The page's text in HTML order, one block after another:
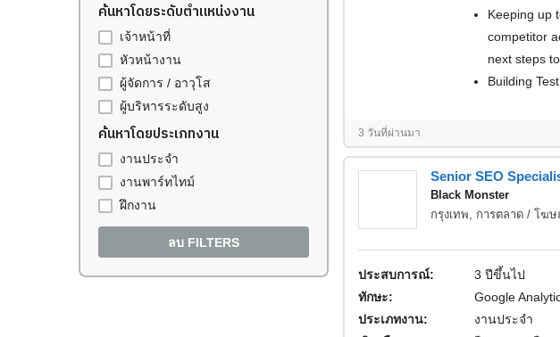
ค้นหาโดยระดับตำแหน่งงาน
เจ้าหน้าที่
หัวหน้างาน
ผู้จัดการ / อาวุโส
ผู้บริหารระดับสูง
ค้นหาโดยประเภทงาน
งานประจำ
งานพาร์ทไทม์
ฝึกงาน
ลบ FILTERS
Keeping up
competitor
next steps
Building
3 วันที่ผ่านมา
Senior SEO
Black Monster
กรุงเทพ, การตลาด / โฆ
ประสบการณ์:
3 ปีขึ้นไป
ทักษะ:
Google
ประเภทงาน:
งานประจำ